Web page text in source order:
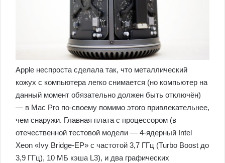
Apple неспроста сделала так, что металлический
кожух с компьютера легко снимается (но компьютер на
данный момент обязательно должен быть отключён)
— в Mac Pro по-своему помимо этого привлекательнее,
чем снаружи. Главная плата с процессором (в
отечественной тестовой модели — 4-ядерный Intel
Xeon «Ivy Bridge-EP» с частотой 3,7 ГГц (Turbo Boost до
3,9 ГГц), 10 МБ кэша L3), и два графических